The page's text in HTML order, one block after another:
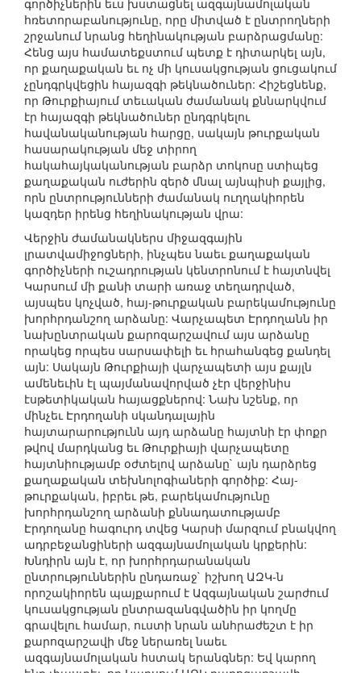
գործիչներին եւս խստացնել ազգայնամոլական
հռետորաբանությունը, որը միտված է ընտրողների
շրջանում նրանց հեղինակության բարձրացմանը:
Հենց այս համատեքստում պետք է դիտարկել այն,
որ քաղաքական եւ ոչ մի կուսակցության ցուցակում
չընդգրկվեցին հայազգի թեկնածուներ: Հիշեցնենք,
որ Թուրքիայում տեւական ժամանակ քննարկվում
էր հայազգի թեկնածուներ ընդգրկելու
հավանականության հարցը, սակայն թուրքական
հասարակության մեջ տիրող
հակահայկականության բարձր տոկոսը ստիպեց
քաղաքական ուժերին զերծ մնալ այնպիսի քայլից,
որն ընտրությունների ժամանակ ուղղակիորեն
կազդեր իրենց հեղինակության վրա:
Վերջին ժամանակներս միջազգային
լրատվամիջոցների, ինչպես նաեւ քաղաքական
գործիչների ուշադրության կենտրոնում է հայտնվել
Կարսում մի քանի տարի առաջ տեղադրված,
այսպես կոչված, հայ-թուրքական բարեկամությունը
խորհրդանշող արձանը: Վարչապետ Էրդողանն իր
նախընտրական քարոզարշավում այս արձանը
որակեց որպես սարսափելի եւ հրահանգեց քանդել
այն: Սակայն Թուրքիայի վարչապետի այս քայլն
ամենեւին էլ պայմանավորված չէր վերջինիս
էսթետիկական հայացքներով: Նախ նշենք, որ
մինչեւ Էրդողանի սկանդալային
հայտարարությունն այդ արձանը հայտնի էր փոքր
թվով մարդկանց եւ Թուրքիայի վարչապետը
հայտնիությամբ օժտելով արձանը` այն դարձրեց
քաղաքական տեխնոլոգիաների գործիք: Հայ-
թուրքական, իբրեւ թե, բարեկամությունը
խորհրդանշող արձանի քննադատությամբ
Էրդողանը հագուրդ տվեց Կարսի մարզում բնակվող
ադրբեջանցիների ազգայնամոլական կրքերին:
Խնդիրն այն է, որ խորհրդարանական
ընտրություններին ընդառաջ` իշխող ԱԶԿ-ն
որոշակիորեն պայքարում է Ազգայնական շարժում
կուսակցության ընտրազանգվածին իր կողմը
գրավելու համար, ուստի նրան անհրաժեշտ է իր
քարոզարշավի մեջ ներառել նաեւ
ազգայնամոլական հստակ երանգներ: Եվ կարող